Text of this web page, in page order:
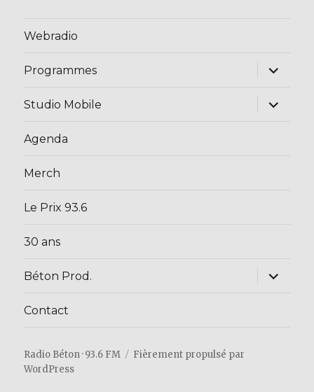
Webradio
Programmes
ouvrir
menu
Studio Mobile
ouvrir
Agenda
Merch
Le Prix 93.6
30 ans
Béton Prod.
ouvrir
Contact
Radio Béton · 93.6 FM
Fièrement propulsé par
WordPress